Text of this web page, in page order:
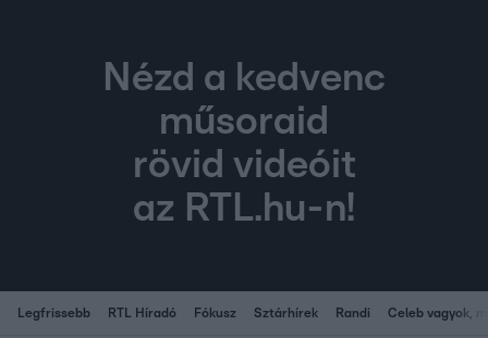
Nézd a kedvenc
műsoraid
rövid videóit
az RTL.hu-n!
Legfrissebb RTL Híradó Fókusz Sztárhírek Randi Celeb vagyok,